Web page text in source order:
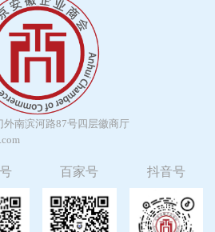
南滨河路87号四层徽商厅
百家号 抖音号